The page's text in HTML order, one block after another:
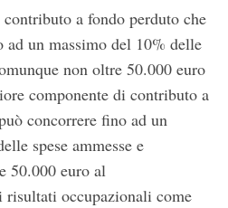
a fondo perduto che
ad un massimo del 10% delle
non oltre 50.000 euro
componente di contributo a
concorrere fino ad un
spese ammesse e
50.000 euro al
risultati occupazionali come